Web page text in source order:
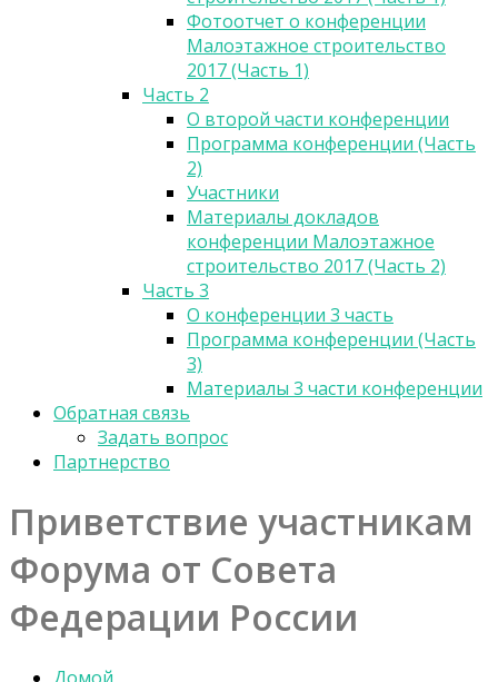
Фотоотчет о конференции
Малоэтажное строительство
2017 (Часть 1)
Часть 2
О второй части конференции
Программа конференции (Часть
2)
Участники
Материалы докладов
конференции Малоэтажное
строительство 2017 (Часть 2)
Часть 3
О конференции 3 часть
Программа конференции (Часть
3)
Материалы 3 части конференции
Обратная связь
Задать вопрос
Партнерство
Приветствие участникам
Форума от Совета
Федерации России